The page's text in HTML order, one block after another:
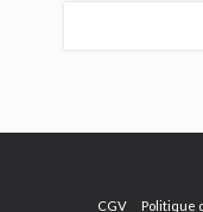
CGV Politique